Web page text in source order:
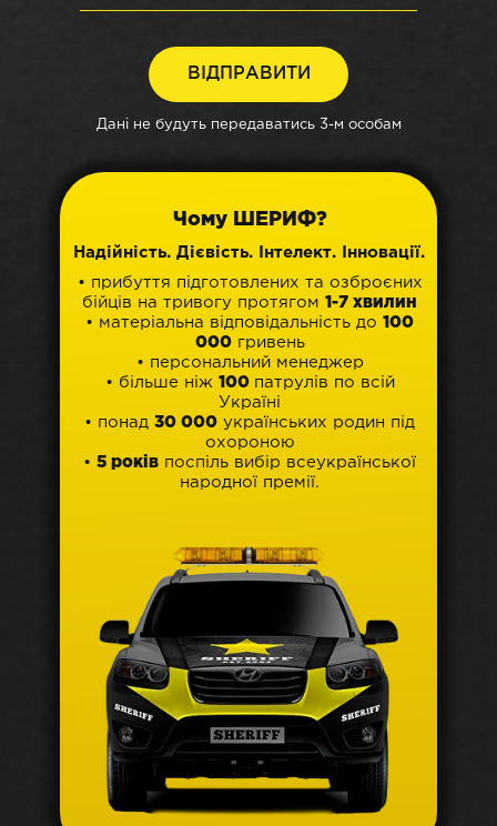
ВІДПРАВИТИ
Дані не будуть передаватись 3-м особам
Чому ШЕРИФ?
Надійність. Дієвість. Інтелект. Інновації.
• прибуття підготовлених та озброєних
бійців на тривогу протягом 1-7 хвилин
• матеріальна відповідальність до 100
000гривень
• персональний менеджер
• більше ніж 100 патрулів по всій
Україні
• понад 30 000 українських родин під
охороною
• 5 років поспіль вибір всеукраїнської
народної премії.